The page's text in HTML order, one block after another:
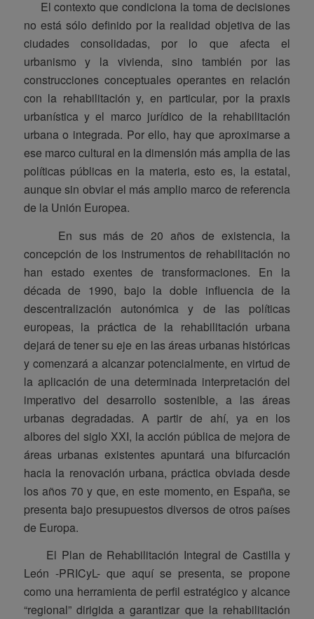
El contexto que condiciona la toma de decisiones
no está sólo definido por la realidad objetiva de las
ciudades consolidadas, por lo que afecta el
urbanismo y la vivienda, sino también por las
construcciones conceptuales operantes en relación
con la rehabilitación y, en particular, por la praxis
urbanística y el marco jurídico de la rehabilitación
urbana o integrada. Por ello, hay que aproximarse a
ese marco cultural en la dimensión más amplia de las
políticas públicas en la materia, esto es, la estatal,
aunque sin obviar el más amplio marco de referencia
de la Unión Europea.
En sus más de 20 años de existencia, la
concepción de los instrumentos de rehabilitación no
han estado exentes de transformaciones. En la
década de 1990, bajo la doble influencia de la
descentralización autonómica y de las políticas
europeas, la práctica de la rehabilitación urbana
dejará de tener su eje en las áreas urbanas históricas
y comenzará a alcanzar potencialmente, en virtud de
la aplicación de una determinada interpretación del
imperativo del desarrollo sostenible, a las áreas
urbanas degradadas. A partir de ahí, ya en los
albores del siglo XXI, la acción pública de mejora de
áreas urbanas existentes apuntará una bifurcación
hacia la renovación urbana, práctica obviada desde
los años 70 y que, en este momento, en España, se
presenta bajo presupuestos diversos de otros países
de Europa.
El Plan de Rehabilitación Integral de Castilla y
León -PRICyL- que aquí se presenta, se propone
como una herramienta de perfil estratégico y alcance
“regional” dirigida a garantizar que la rehabilitación